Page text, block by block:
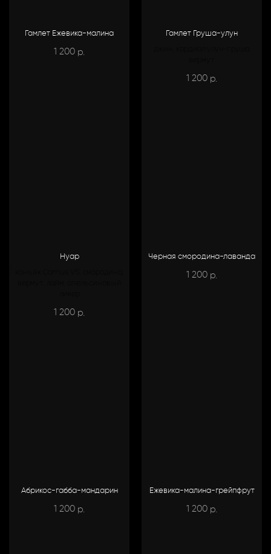
Гамлет Ежевика-малина
1 200 р.
Гамлет Груша-улун
1 200 р.
Нуар
1 200 р.
Черная смородина-лаванда
1 200 р.
Абрикос-габба-мандарин
1 200 р.
Ежевика-малина-грейпфрут
1 200 р.